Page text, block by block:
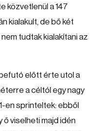
közvetlenül a 147
kialakult, de bő két
tudtak kialakítani az
előtt érte utol a
a céltól egy nagy
en sprinteltek: ebből
ő viselheti majd idén